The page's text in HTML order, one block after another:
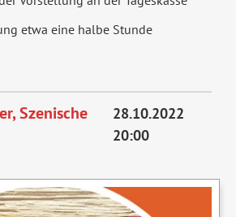
etwa eine halbe Stunde
Szenische
28.10.2022
20:00